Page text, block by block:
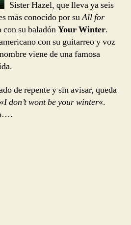
Sister Hazel, que lleva ya seis
más conocido por suAll for
con su baladónYour Winter.
con su guitarreo y voz
viene de una famosa
de repente y sin avisar, queda
I don’t wont be your winter«.